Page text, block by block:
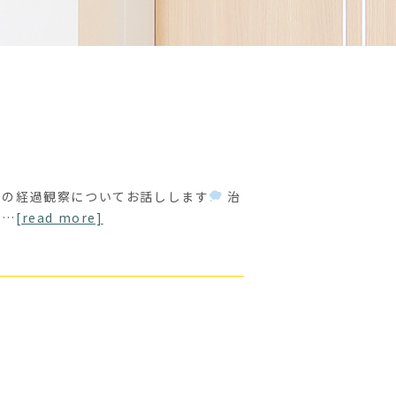
経過観察についてお話しします
治
… [read more]